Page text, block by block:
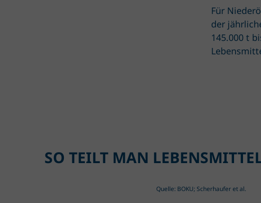
Für
der
145.000 t
SO TEILT MAN
Quelle: BOKU; Scherhaufer et al.